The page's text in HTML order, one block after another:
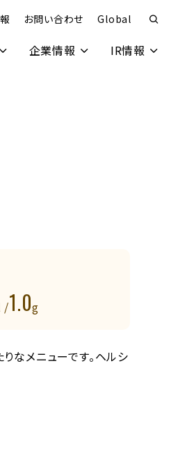
お問い合わせ Global
企業情報 IR情報
/1.0g
なメニューです。ヘルシ